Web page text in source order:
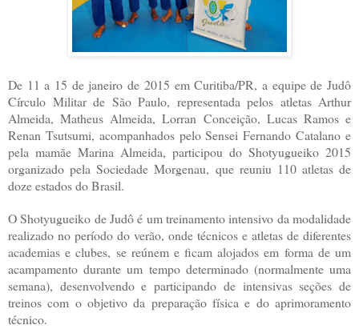
De 11 a 15 de janeiro de 2015 em Curitiba/PR, a equipe de Judô
Círculo Militar de São Paulo, representada pelos atletas Arthur
Almeida, Matheus Almeida, Lorran Conceição, Lucas Ramos e
Renan Tsutsumi, acompanhados pelo Sensei Fernando Catalano e
pela mamãe Marina Almeida, participou do Shotyugueiko 2015
organizado pela Sociedade Morgenau, que reuniu 110 atletas de
doze estados do Brasil.
O Shotyugueiko de Judô é um treinamento intensivo da modalidade
realizado no período do verão, onde técnicos e atletas de diferentes
academias e clubes, se reúnem e ficam alojados em forma de um
acampamento durante um tempo determinado (normalmente uma
semana), desenvolvendo e participando de intensivas seções de
treinos com o objetivo da preparação física e do aprimoramento
técnico.